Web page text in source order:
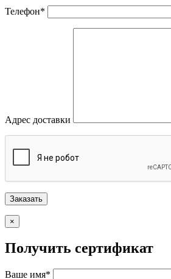
Телефон*
Адрес доставки
×
Получить сертификат
Ваше имя*